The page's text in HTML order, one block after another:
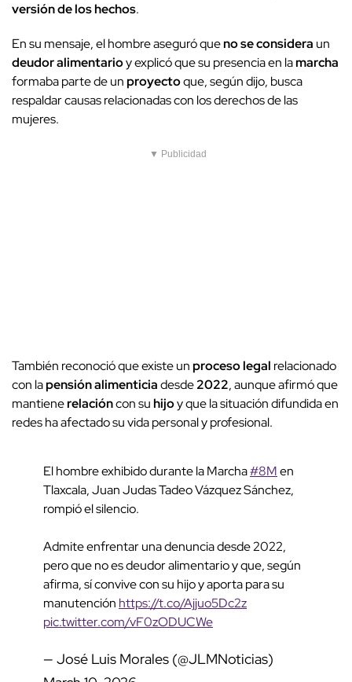
versión de los hechos.
En su mensaje, el hombre aseguró queno se considera un
deudor alimentarioy explicó que su presencia en lamarcha
formaba parte de unproyectoque, según dijo, busca
respaldar causas relacionadas con los derechos de las
mujeres.
▼ Publicidad
También reconoció que existe unproceso legal relacionado
con lapensión alimenticiadesde2022, aunque afirmó que
mantienerelacióncon suhijoy que la situación difundida en
redes ha afectado su vida personal y profesional.
El hombre exhibido durante la Marcha#8Men
Tlaxcala, Juan Judas Tadeo Vázquez Sánchez,
rompió el silencio.
Admite enfrentar una denuncia desde 2022,
pero que no es deudor alimentario y que, según
afirma, sí convive con su hijo y aporta para su
manutención https://t.co/Ajjuo5Dc2z
pic.twitter.com/vF0zODUCWe
— José Luis Morales (@JLMNoticias)